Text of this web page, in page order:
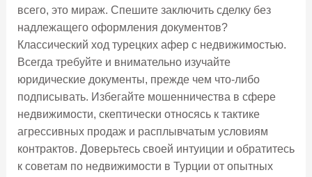
всего, это мираж. Спешите заключить сделку без
надлежащего оформления документов?
Классический ход турецких афер с недвижимостью.
Всегда требуйте и внимательно изучайте
юридические документы, прежде чем что-либо
подписывать. Избегайте мошенничества в сфере
недвижимости, скептически относясь к тактике
агрессивных продаж и расплывчатым условиям
контрактов. Доверьтесь своей интуиции и обратитесь
к советам по недвижимости в Турции от опытных